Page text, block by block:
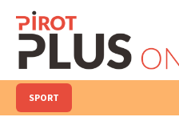
SPORT